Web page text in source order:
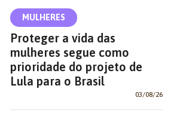
MULHERES
Proteger a vida das
mulheres segue como
prioridade do projeto de
Lula para o Brasil
03/08/26